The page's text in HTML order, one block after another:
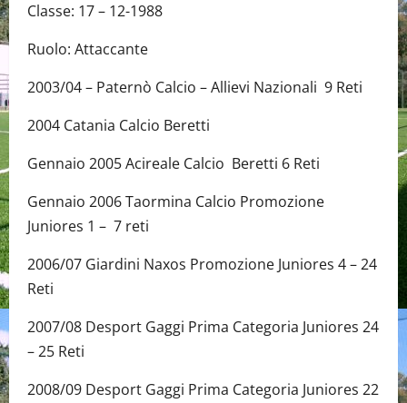
Classe: 17 – 12-1988
Ruolo: Attaccante
2003/04 – Paternò Calcio – Allievi Nazionali 9 Reti
2004 Catania Calcio Beretti
Gennaio 2005 Acireale Calcio Beretti 6 Reti
Gennaio 2006 Taormina Calcio Promozione
Juniores 1 – 7 reti
2006/07 Giardini Naxos Promozione Juniores 4 – 24
Reti
2007/08 Desport Gaggi Prima Categoria Juniores 24
– 25 Reti
2008/09 Desport Gaggi Prima Categoria Juniores 22